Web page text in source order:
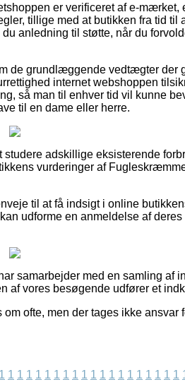
er verificeret af e-mærket,
tillige med at butikken fra tid til
anledning til støtte, når du
de grundlæggende vedtægter der
internet webshoppen
så man til enhver tid vil kunne
til en dame eller herre.
adskillige eksisterende
vurderinger af
til at få indsigt i online
udforme en anmeldelse af
samarbejder med en samling af
af vores besøgende udfører et
ofte, men der tages ikke ansvar
1 1 1 1 1 1 1 1 1 1 1 1 1 1 1 1 1 1 1 1